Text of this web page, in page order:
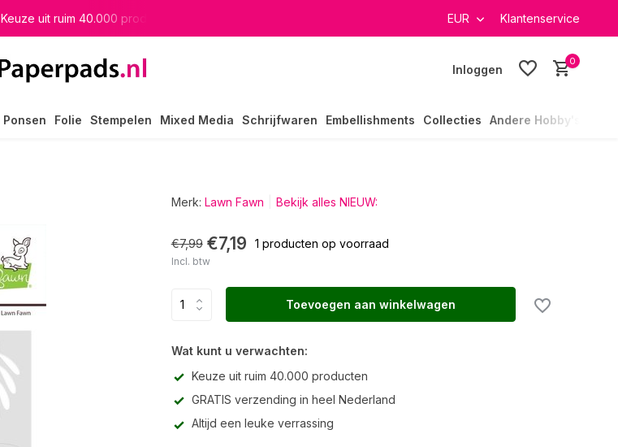
Keuze uit ruim 40.000 producten EUR Klantenservice
Inloggen
0
Ponsen Folie Stempelen Mixed Media Schrijfwaren Embellishments Collecties Andere Hobby's
Merk: Lawn Fawn Bekijk alles NIEUW:
€7,99 €7,19 1 producten op voorraad
Incl. btw
Toevoegen aan winkelwagen
Wat kunt u verwachten:
Keuze uit ruim 40.000 producten
GRATIS verzending in heel Nederland
Altijd een leuke verrassing